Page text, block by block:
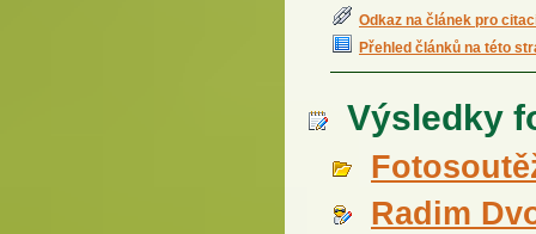
Odkaz na článek pro
Přehled článků na této
Výsledky
Radim